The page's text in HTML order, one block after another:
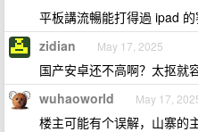
平板講流暢能打得過 ipad
zidian May 17, 2025
国产安卓还不高啊？太抠就
wuhaoworld May 17,
楼主可能有个误解，山寨的